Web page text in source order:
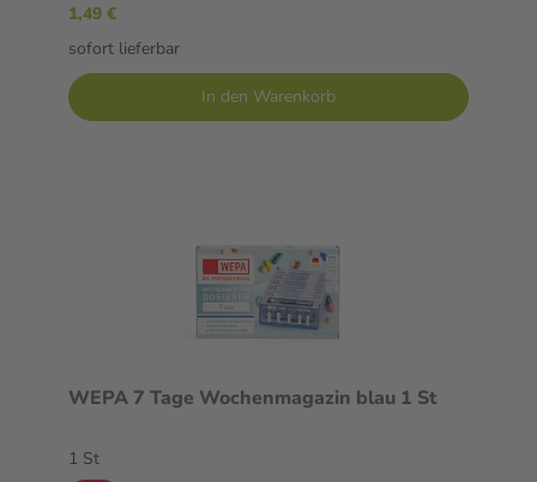
1,49 €
sofort lieferbar
In den Warenkorb
WEPA 7 Tage Wochenmagazin blau 1 St
1 St